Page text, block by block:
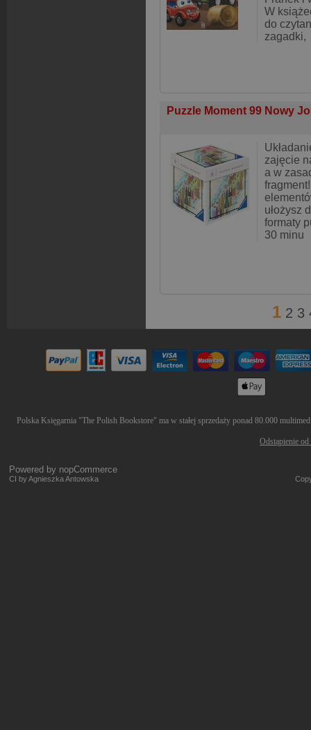
W
do
zagadki,
Puzzle Moment 99 Nowy
zajęcie
a w
ułożysz
formaty
30 minu
1 2 3
Polska Księgarnia "The Polish Bookstore" ma w stałej sprzedaży ponad 80.000
Odstąpienie
Powered by nopCommerce
CI by Agnieszka Antowska